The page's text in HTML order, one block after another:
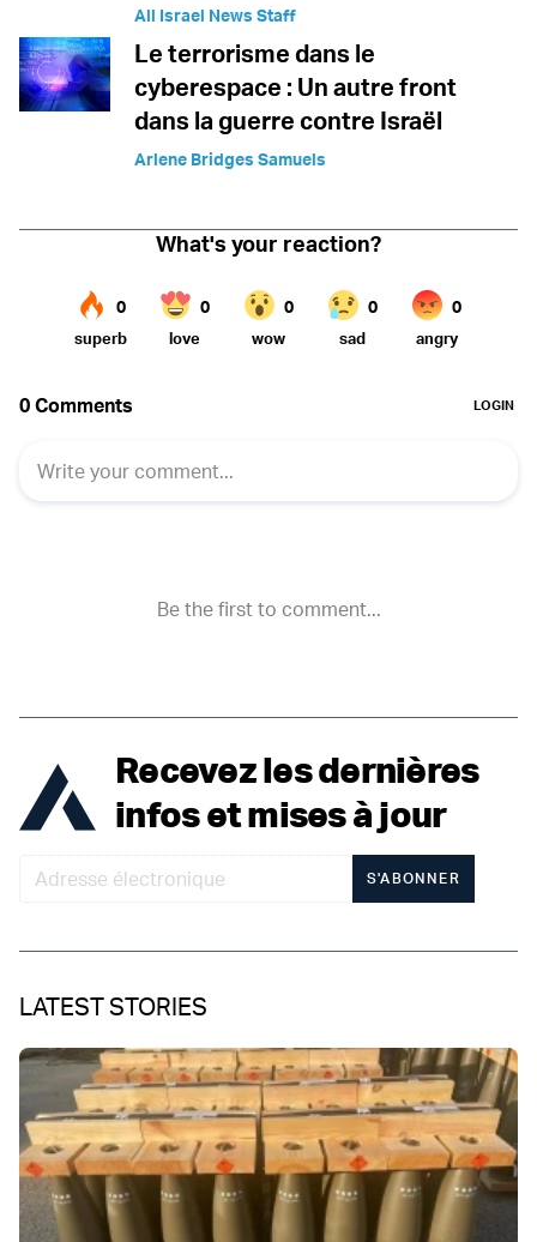
All Israel News Staff
Le terrorisme dans le
cyberespace : Un autre front
dans la guerre contre Israël
Arlene Bridges Samuels
Recevez les dernières
infos et mises à jour
S'ABONNER
LATEST STORIES